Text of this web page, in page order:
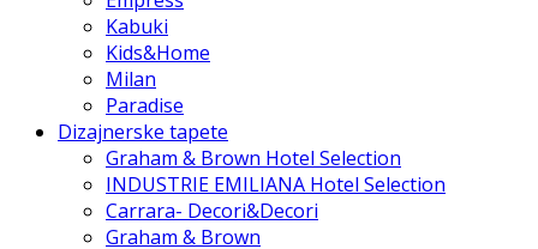
Kabuki
Kids&Home
Milan
Paradise
Dizajnerske tapete
Graham & Brown Hotel Selection
INDUSTRIE EMILIANA Hotel Selection
Carrara- Decori&Decori
Graham & Brown